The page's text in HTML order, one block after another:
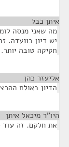
איתן כבל
מה שאני מנסה
יש דיון בוועדה.
חקיקה טובה יותר.
אליעזר כהן
הדיון באולם
היו"ר מיכאל איתן
את חלקם. זה עוד